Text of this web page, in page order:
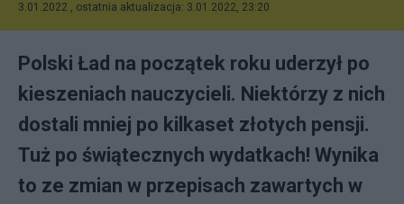
3.01.2022 , ostatnia aktualizacja: 3.01.2022, 23:20
Polski Ład na początek roku uderzył po
kieszeniach nauczycieli. Niektórzy z nich
dostali mniej po kilkaset złotych pensji.
Tuż po świątecznych wydatkach! Wynika
to ze zmian w przepisach zawartych w